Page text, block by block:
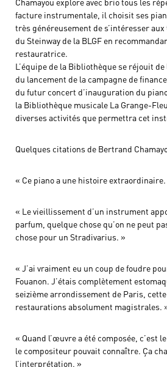
facture instrumentale, il choisit ses
très généreusement de s’intéresser
du Steinway de la BLGF en
restauratrice.
L’équipe de la Bibliothèque se réjouit
du lancement de la campagne de
du futur concert d’inauguration du
la Bibliothèque musicale La Grange-
diverses activités que permettra cet
Quelques citations de Bertrand
« Ce piano a une histoire extraordinaire.
« Le vieillissement d’un instrument
parfum, quelque chose qu’on ne peut
chose pour un Stradivarius. »
« J’ai vraiment eu un coup de foudre
Fouanon. J’étais complètement
seizième arrondissement de Paris,
restaurations absolument magistrales.
« Quand l’œuvre a été composée, c’est
le compositeur pouvait connaître. Ça
l’interprétation. »